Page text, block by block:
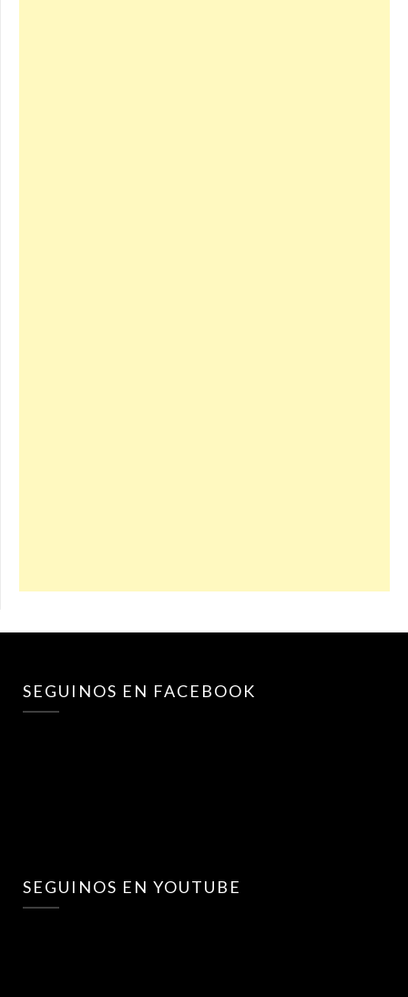
SEGUINOS EN FACEBOOK
SEGUINOS EN YOUTUBE